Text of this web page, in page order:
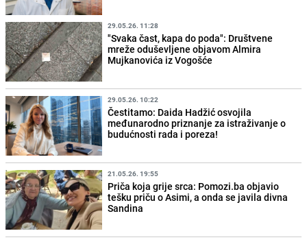
29.05.26. 11:28
"Svaka čast, kapa do poda": Društvene
mreže oduševljene objavom Almira
Mujkanovića iz Vogošće
29.05.26. 10:22
Čestitamo: Daida Hadžić osvojila
međunarodno priznanje za istraživanje o
budućnosti rada i poreza!
21.05.26. 19:55
Priča koja grije srca: Pomozi.ba objavio
tešku priču o Asimi, a onda se javila divna
Sandina